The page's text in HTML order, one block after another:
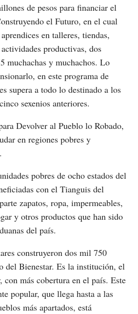
de pesos para financiar el
el Futuro, en el cual
en talleres, tiendas,
productivas, dos
muchachas y muchachos. Lo
en este programa de
supera a todo lo destinado a los
sexenios anteriores.
Devolver al Pueblo lo Robado,
en regiones pobres y
pobres de ocho estados del
con el Tianguis del
zapatos, ropa, impermeables,
y otros productos que han sido
del país.
construyeron dos mil 750
del Bienestar. Es la institución, el
con más cobertura en el país. Este
popular, que llega hasta a las
más apartados, está